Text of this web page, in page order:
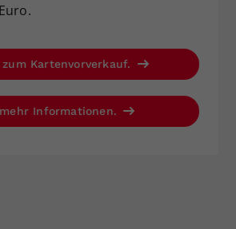
Kartenvorverkauf.
Informationen.